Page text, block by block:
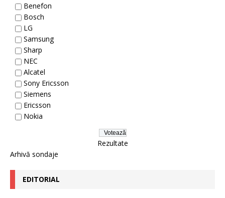
Benefon
Bosch
LG
Samsung
Sharp
NEC
Alcatel
Sony Ericsson
Siemens
Ericsson
Nokia
Rezultate
Arhivă sondaje
EDITORIAL